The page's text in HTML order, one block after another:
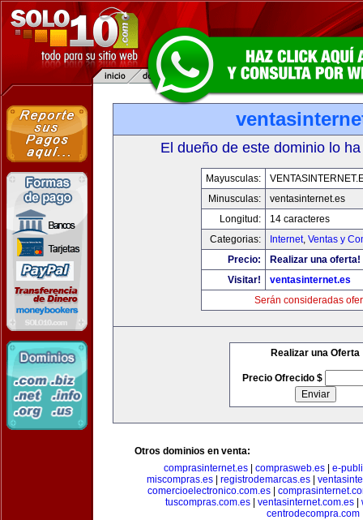
El dueño de este dominio lo
Mayusculas:
Minusculas:
ventasinternet.es
Longitud:
14 caracteres
Categorias:
Internet, Ventas y
Precio:
Realizar una oferta!
Visitar!
ventasinternet.es
Serán consideradas
Realizar una Oferta
Precio Ofrecido $
Otros dominios en venta:
comprasinternet.es
comprasweb.es
e-
miscompras.es
registrodemarcas.es
comercioelectronico.com.es
tuscompras.com.es| ventasinternet.com.es|
centrodecompra.com